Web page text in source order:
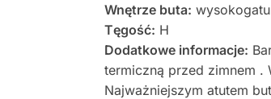
Wnętrze buta:
Tęgość: H
Dodatkowe informacje:
termiczną przed zimnem .
Najważniejszym atutem